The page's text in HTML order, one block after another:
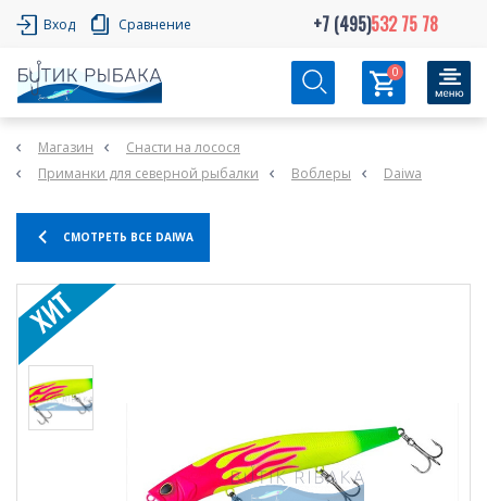
Вход Сравнение +7 (495)532 75 78
0
Магазин
Снасти на лосося
Приманки для северной рыбалки
Воблеры Daiwa
СМОТРЕТЬ ВСЕ DAIWA